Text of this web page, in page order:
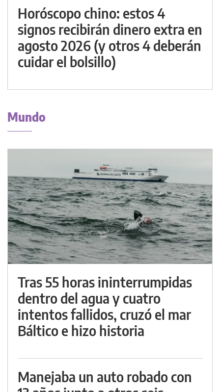
Horóscopo chino: estos 4
signos recibirán dinero extra en
agosto 2026 (y otros 4 deberán
cuidar el bolsillo)
Mundo
Tras 55 horas ininterrumpidas
dentro del agua y cuatro
intentos fallidos, cruzó el mar
Báltico e hizo historia
Manejaba un auto robado con